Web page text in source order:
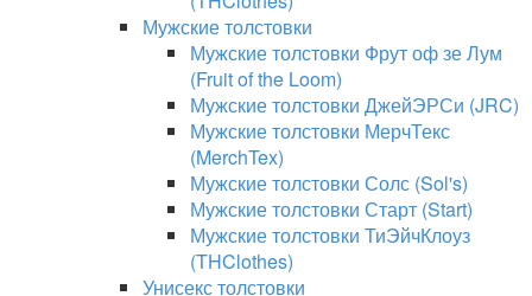
Мужские толстовки
Мужские толстовки Фрут оф зе Лум
(Fruit of the Loom)
Мужские толстовки ДжейЭРСи (JRC)
Мужские толстовки МерчТекс
(MerchTex)
Мужские толстовки Солс (Sol's)
Мужские толстовки Старт (Start)
Мужские толстовки ТиЭйчКлоуз
(THClothes)
Унисекс толстовки